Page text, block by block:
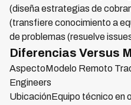
(diseña estrategias de
(transfiere conocimiento a
de problemas (resuelve
Diferencias Versus
AspectoModelo Remoto
Engineers
UbicaciónEquipo técnico en